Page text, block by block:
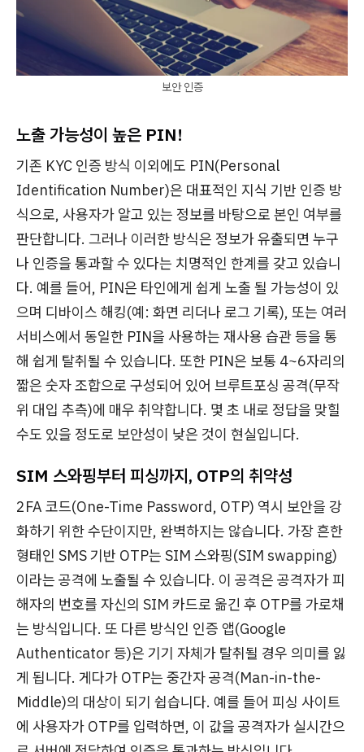
보안 인증
노출 가능성이 높은 PIN!
기존 KYC 인증 방식 이외에도 PIN(Personal
Identification Number)은 대표적인 지식 기반 인증 방
식으로, 사용자가 알고 있는 정보를 바탕으로 본인 여부를
판단합니다. 그러나 이러한 방식은 정보가 유출되면 누구
나 인증을 통과할 수 있다는 치명적인 한계를 갖고 있습니
다. 예를 들어, PIN은 타인에게 쉽게 노출 될 가능성이 있
으며 디바이스 해킹(예: 화면 리더나 로그 기록), 또는 여러
서비스에서 동일한 PIN을 사용하는 재사용 습관 등을 통
해 쉽게 탈취될 수 있습니다. 또한 PIN은 보통 4~6자리의
짧은 숫자 조합으로 구성되어 있어 브루트포싱 공격(무작
위 대입 추측)에 매우 취약합니다. 몇 초 내로 정답을 맞힐
수도 있을 정도로 보안성이 낮은 것이 현실입니다.
SIM 스와핑부터 피싱까지, OTP의 취약성
2FA 코드(One-Time Password, OTP) 역시 보안을 강
화하기 위한 수단이지만, 완벽하지는 않습니다. 가장 흔한
형태인 SMS 기반 OTP는 SIM 스와핑(SIM swapping)
이라는 공격에 노출될 수 있습니다. 이 공격은 공격자가 피
해자의 번호를 자신의 SIM 카드로 옮긴 후 OTP를 가로채
는 방식입니다. 또 다른 방식인 인증 앱(Google
Authenticator 등)은 기기 자체가 탈취될 경우 의미를 잃
게 됩니다. 게다가 OTP는 중간자 공격(Man-in-the-
Middle)의 대상이 되기 쉽습니다. 예를 들어 피싱 사이트
에 사용자가 OTP를 입력하면, 이 값을 공격자가 실시간으